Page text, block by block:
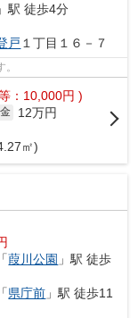
」駅 徒歩4分
戸 １丁目１６－７
：10,000円 )
12万円
㎡)
「葭川公園 」駅 徒歩
「県庁前 」駅 徒歩11